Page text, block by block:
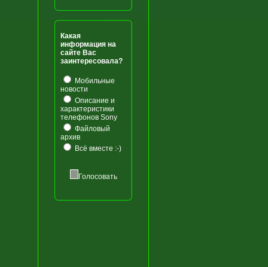
Какая
информация на
сайте Вас
заинтересовала?
Мобильные
новости
Описание и
характеристики
телефонов Sony
Файловый
архив
Всё вместе :-)
Голосовать